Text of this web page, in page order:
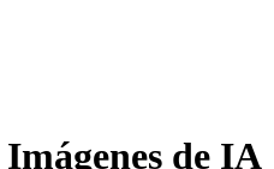
de IA